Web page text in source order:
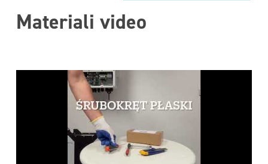
Materiali video